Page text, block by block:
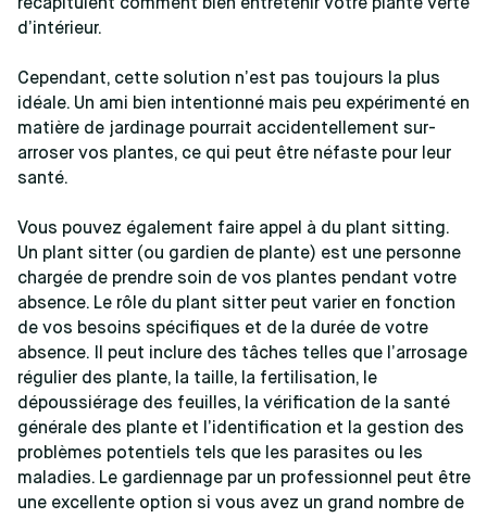
récapitulent comment bien entretenir votre plante verte
d’intérieur.
Cependant, cette solution n’est pas toujours la plus
idéale. Un ami bien intentionné mais peu expérimenté en
matière de jardinage pourrait accidentellement sur-
arroser vos plantes, ce qui peut être néfaste pour leur
santé.
Vous pouvez également faire appel à du plant sitting.
Un plant sitter (ou gardien de plante) est une personne
chargée de prendre soin de vos plantes pendant votre
absence. Le rôle du plant sitter peut varier en fonction
de vos besoins spécifiques et de la durée de votre
absence. Il peut inclure des tâches telles que l’arrosage
régulier des plante, la taille, la fertilisation, le
dépoussiérage des feuilles, la vérification de la santé
générale des plante et l’identification et la gestion des
problèmes potentiels tels que les parasites ou les
maladies. Le gardiennage par un professionnel peut être
une excellente option si vous avez un grand nombre de